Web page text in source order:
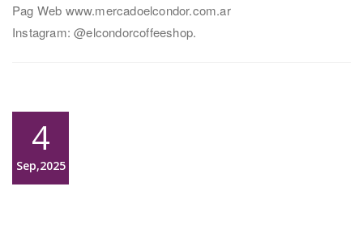
Pag Web www.mercadoelcondor.com.ar
Instagram: @elcondorcoffeeshop.
4
Sep,2025